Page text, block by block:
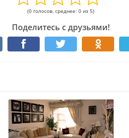
(0 голосов, среднее: 0 из 5)
Поделитесь с друзьями!